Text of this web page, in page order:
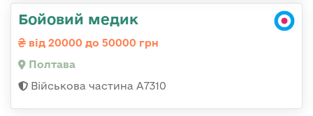
Бойовий медик
від 20000 до 50000 грн
Полтава
Військова частина A7310